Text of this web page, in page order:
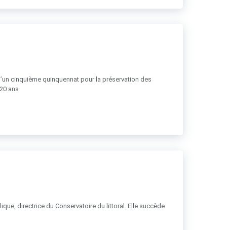
cinquième quinquennat pour la préservation des
ans
directrice du Conservatoire du littoral. Elle succède